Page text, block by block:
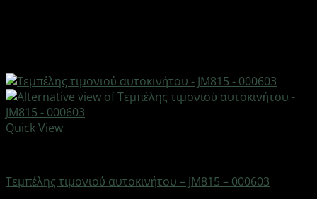
Quick View
Τεμπέλης τιμονιού αυτοκινήτου – JM815 – 000603